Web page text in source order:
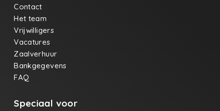
Contact
Het team
Vrijwilligers
Vacatures
Zaalverhuur
Bankgegevens
FAQ
Speciaal voor